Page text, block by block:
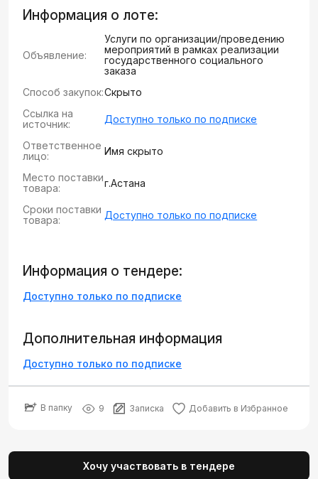
Информация о лоте:
Объявление:
Услуги по организации/проведению
мероприятий в рамках реализации
государственного социального
заказа
Способ закупок:Скрыто
Ссылка на
источник:
Доступно только по подписке
Ответственное
лицо:
Имя скрыто
Место поставки
товара:
г.Астана
Сроки поставки
товара:
Доступно только по подписке
Информация о тендере:
Доступно только по подписке
Дополнительная информация
Доступно только по подписке
В папку 9 Записка Добавить в Избранное
Хочу участвовать в тендере